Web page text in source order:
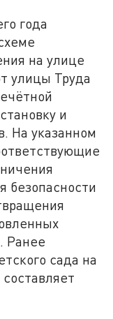
года
на улице
улицы Труда
и
На указанном
безопасности
Ранее
сада на